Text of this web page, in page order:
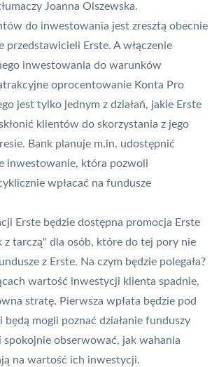
Joanna Olszewska.
do inwestowania jest zresztą obecnie
przedstawicieli Erste. A włączenie
inwestowania do warunków
oprocentowanie Konta Pro
jest tylko jednym z działań, jakie Erste
klientów do skorzystania z jego
Bank planuje m.in. udostępnić
inwestowanie, która pozwoli
wpłacać na fundusze
Erste będzie dostępna promocja Erste
z tarczą" dla osób, które do tej pory nie
z Erste. Na czym będzie polegała?
wartość inwestycji klienta spadnie,
stratę. Pierwsza wpłata będzie pod
będą mogli poznać działanie funduszy
spokojnie obserwować, jak wahania
na wartość ich inwestycji.